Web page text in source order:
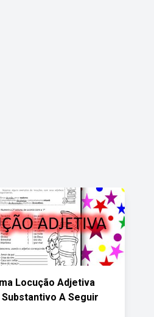
Locução Adjetiva
Substantivo A Seguir